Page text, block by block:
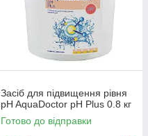
Засіб для підвищення рівня
pH AquaDoctor pH Plus 0.8 кг
Готово до відправки